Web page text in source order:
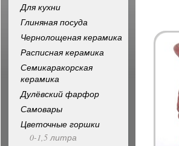
Для кухни
Глиняная посуда
Чернолощеная керамика
Расписная керамика
Семикаракорская
керамика
Дулёвский фарфор
Самовары
Цветочные горшки
0-1,5 литра